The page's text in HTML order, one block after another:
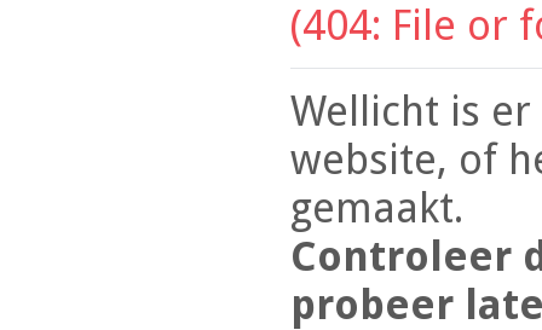
(404: File or
Wellicht is
website, of
gemaakt.
Controleer
probeer